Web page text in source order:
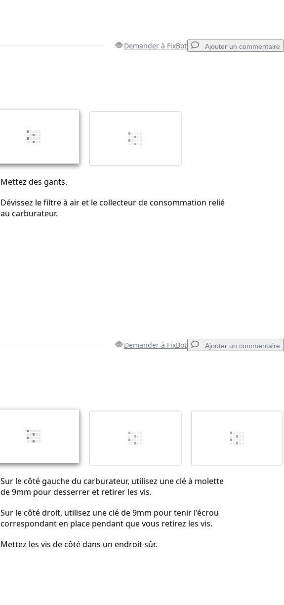
Demander à FixBot Ajouter un commentaire
Mettez des gants.
Dévissez le filtre à air et le collecteur de consommation relié
au carburateur.
Demander à FixBot Ajouter un commentaire
Publier un commentaire
Sur le côté gauche du carburateur, utilisez une clé à molette
de 9mm pour desserrer et retirer les vis.
Sur le côté droit, utilisez une clé de 9mm pour tenir l'écrou
correspondant en place pendant que vous retirez les vis.
Mettez les vis de côté dans un endroit sûr.